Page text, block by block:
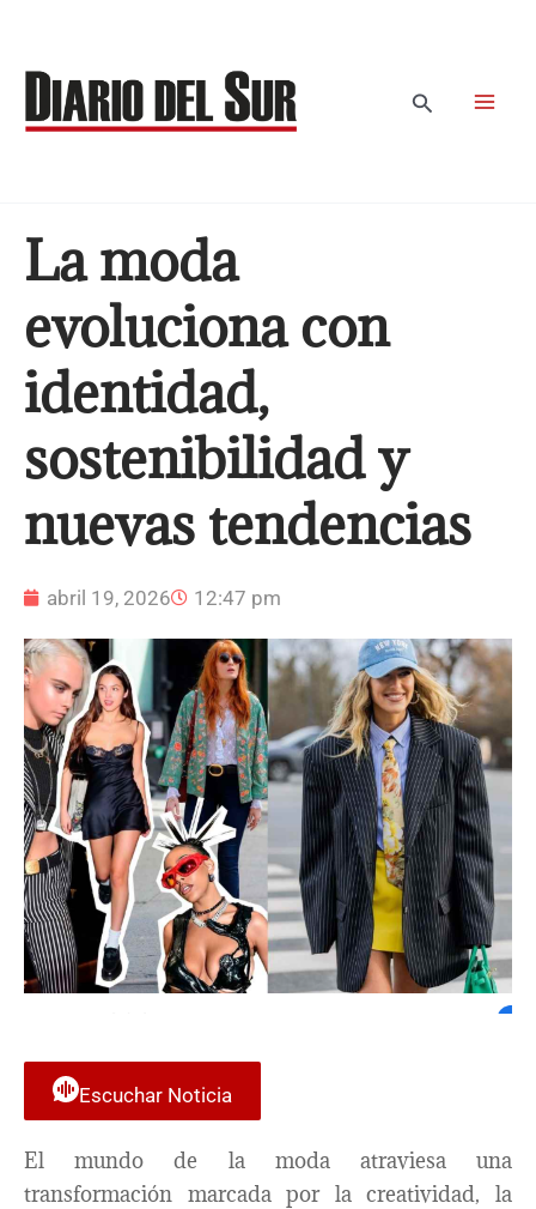
contenido
Buscar
La moda
evoluciona con
identidad,
sostenibilidad y
nuevas tendencias
abril 19, 2026 12:47 pm
Escuchar Noticia
El mundo de la moda atraviesa una
transformación marcada por la creatividad, la